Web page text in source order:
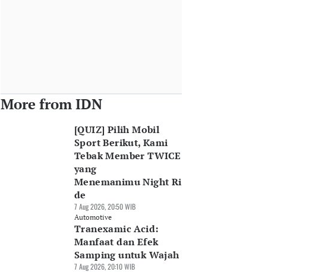
More from IDN
[QUIZ] Pilih Mobil
Sport Berikut, Kami
Tebak Member TWICE
yang
Menemanimu Night Ri
de
7 Aug 2026, 20:50 WIB
Automotive
Tranexamic Acid:
Manfaat dan Efek
Samping untuk Wajah
7 Aug 2026, 20:10 WIB